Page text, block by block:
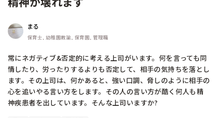
まる
保育士, 幼稚園教諭, 保育園, 管理職
常にネガティブ&否定的に考える上司がいます。何を言っても同
情したり、労ったりするよりも否定して、相手の気持ちを落とし
ます。その上司は、何かあると、強い口調、脅しのように相手の
心を追いやる言い方をします。その人の言い方が酷く何人も精
神疾患者を出しています。そんな上司いますか?